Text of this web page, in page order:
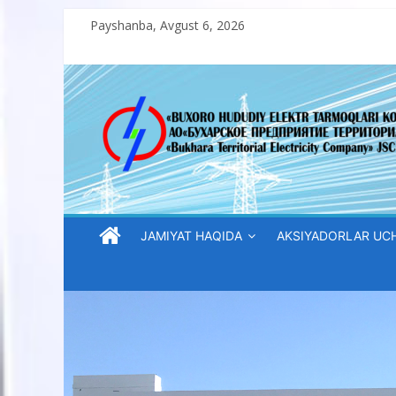
content
Payshanba, Avgust 6, 2026
“Buxoro
hududiy
elektr
tarmoqlari
korxonasi”
“Buxoro
JAMIYAT HAQIDA AKSIYADORLAR